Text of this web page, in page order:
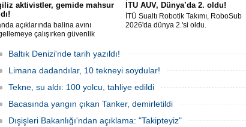
aktivistler, gemide mahsur
açıklarında balina avını
çalışırken güvenlik
gemisindeki 21 çevre aktivisti,
gemiden çıkmalarına izin
ve temel haklarının ihlal
aktivist de bulunuyor.
İTU AUV, Dünya’da 2. oldu!
İTÜ Sualtı Robotik Takımı, RoboSub
2026'da dünya 2.'si oldu.
Baltık Denizi'nde tarih yazıldı!
Limana dadandılar, 10 tekneyi soydular!
Tekne, su aldı: 100 yolcu, tahliye edildi
Bacasında yangın çıkan Tanker, demirletildi
Dışişleri Bakanlığı'ndan açıklama: "Takipteyiz"